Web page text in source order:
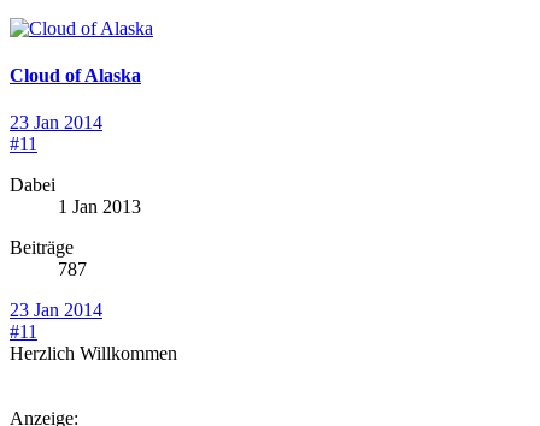
Cloud of Alaska
23 Jan 2014
#11
Dabei
1 Jan 2013
Beiträge
787
23 Jan 2014
#11
Herzlich Willkommen
Anzeige: